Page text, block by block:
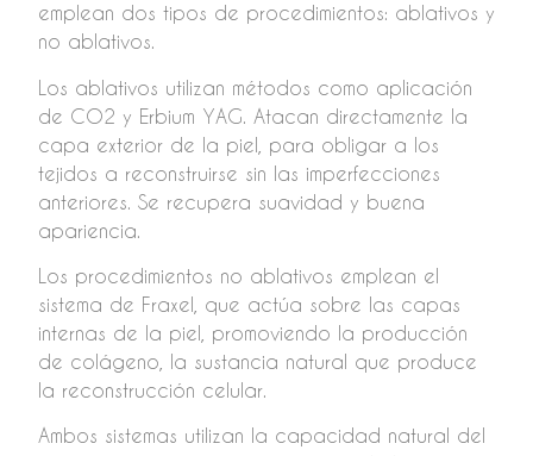
emplean dos tipos de procedimientos: ablativos y
no ablativos.
Los ablativos utilizan métodos como aplicación
de CO2 y Erbium YAG. Atacan directamente la
capa exterior de la piel, para obligar a los
tejidos a reconstruirse sin las imperfecciones
anteriores. Se recupera suavidad y buena
apariencia.
Los procedimientos no ablativos emplean el
sistema de Fraxel, que actúa sobre las capas
internas de la piel, promoviendo la producción
de colágeno, la sustancia natural que produce
la reconstrucción celular.
Ambos sistemas utilizan la capacidad natural del